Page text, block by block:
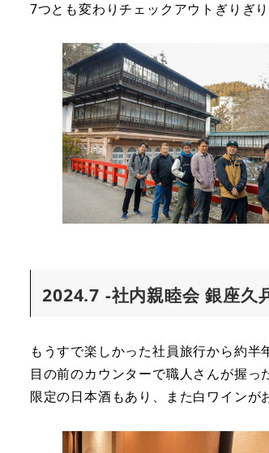
7つとも変わりチェックアウトぎりぎ
2024.7 -社内親睦会 銀座久
もうすで楽しかった社員旅行から約
目の前のカウンターで職人さんが握っ
限定の日本酒もあり、また白ワイン